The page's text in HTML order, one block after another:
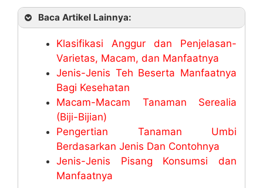
Baca Artikel Lainnya:
Klasifikasi Anggur dan Penjelasan-
Varietas, Macam, dan Manfaatnya
Jenis-Jenis Teh Beserta Manfaatnya
Bagi Kesehatan
Macam-Macam Tanaman Serealia
(Biji-Bijian)
Pengertian Tanaman Umbi
Berdasarkan Jenis Dan Contohnya
Jenis-Jenis Pisang Konsumsi dan
Manfaatnya